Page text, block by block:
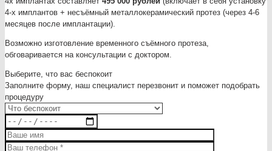
4-х имплантов + несъёмный металлокерамический протез (через 4-6
месяцев после имплантации).
Возможно изготовление временного съёмного протеза,
обговаривается на консультации с доктором.
Выберите, что вас беспокоит
Заполните форму, наш специалист перезвонит и поможет подобрать
процедуру